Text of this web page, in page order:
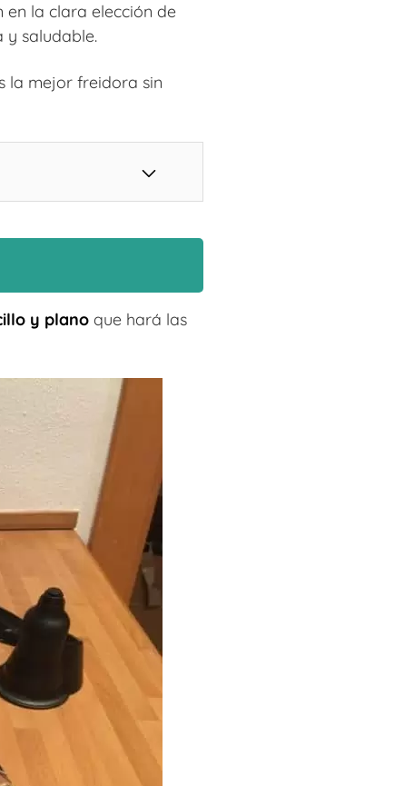
en la clara elección de
y saludable.
la mejor freidora sin
y plano que hará las